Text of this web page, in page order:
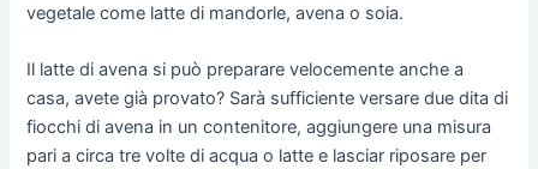
vegetale come latte di mandorle, avena o soia.
Il latte di avena si può preparare velocemente anche a
casa, avete già provato? Sarà sufficiente versare due dita di
fiocchi di avena in un contenitore, aggiungere una misura
pari a circa tre volte di acqua o latte e lasciar riposare per